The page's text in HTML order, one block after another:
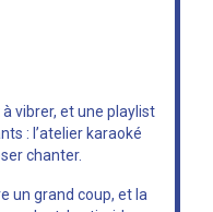
vibrer, et une playlist
: l’atelier karaoké
chanter.
un grand coup, et la